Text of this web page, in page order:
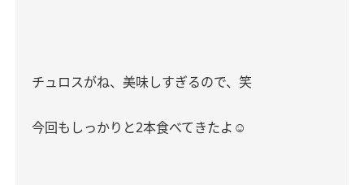
チュロスがね、美味しすぎるので、笑
今回もしっかりと2本食べてきたよ☺️